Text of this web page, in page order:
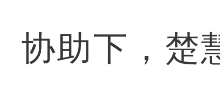
协助下，楚